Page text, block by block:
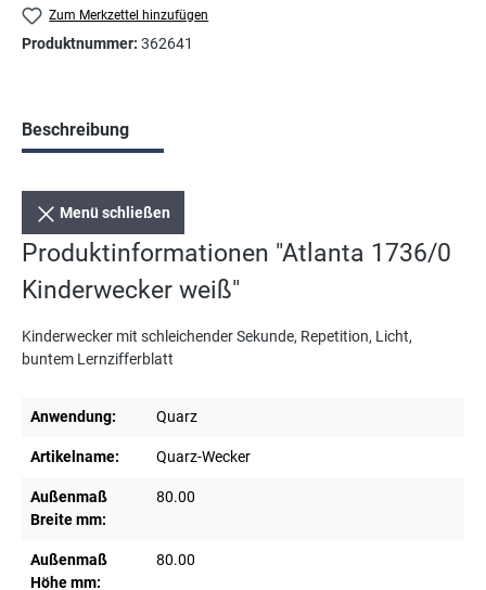
Zum Merkzettel hinzufügen
Produktnummer: 362641
Beschreibung
Menü schließen
Produktinformationen "Atlanta 1736/0
Kinderwecker weiß"
Kinderwecker mit schleichender Sekunde, Repetition, Licht,
buntem Lernzifferblatt
Anwendung: Quarz
Artikelname: Quarz-Wecker
Außenmaß
Breite mm:
80.00
Außenmaß
Höhe mm:
80.00